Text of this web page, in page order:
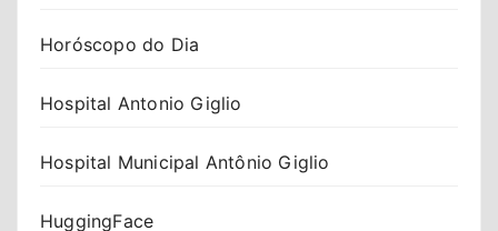
Horóscopo do Dia
Hospital Antonio Giglio
Hospital Municipal Antônio Giglio
HuggingFace